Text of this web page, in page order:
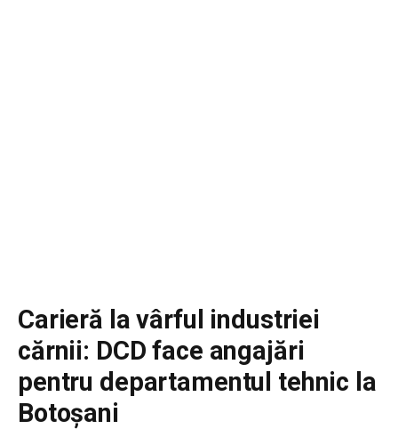
Carieră la vârful industriei
cărnii: DCD face angajări
pentru departamentul tehnic la
Botoșani